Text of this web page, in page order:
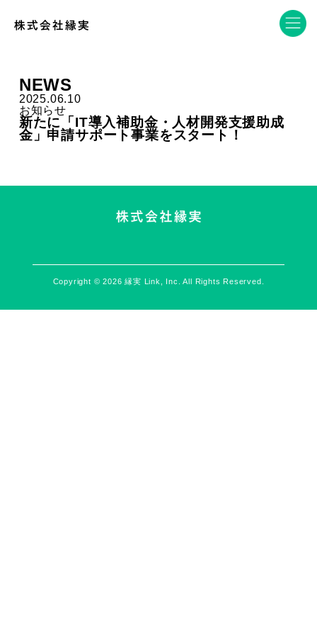
NEWS
2025.06.10
お知らせ
新たに「IT導入補助金・人材開発支援助成
金」申請サポート事業をスタート！
Copyright © 2026 縁実 Link, Inc. All Rights Reserved.